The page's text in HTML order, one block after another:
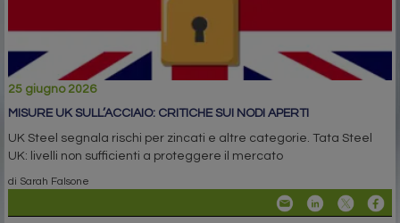
25 giugno 2026
MISURE UK SULL’ACCIAIO: CRITICHE SUI NODI APERTI
UK Steel segnala rischi per zincati e altre categorie. Tata Steel
UK: livelli non sufficienti a proteggere il mercato
di Sarah Falsone